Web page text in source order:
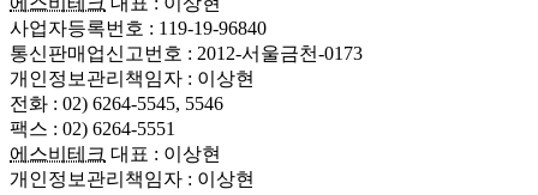
사업자등록번호 : 119-19-96840
통신판매업신고번호 : 2012-서울금천-0173
개인정보관리책임자 : 이상현
전화 : 02) 6264-5545, 5546
팩스 : 02) 6264-5551
에스비테크 대표 : 이상현
개인정보관리책임자 : 이상현